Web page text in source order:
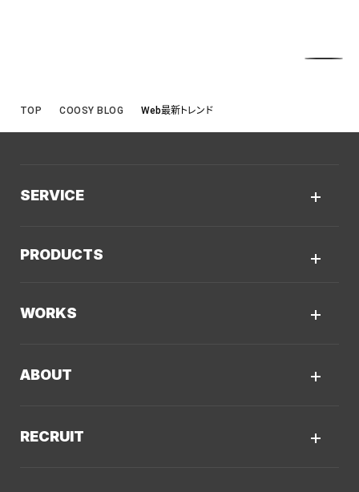
TOP COOSY BLOG Web最新トレンド
SERVICE
Web制作
デザイン・ブランディング
システム開発・DX支援
PRODUCTS
LLMO／AIO／GEO診断
WORKS
ABOUT
RECRUIT